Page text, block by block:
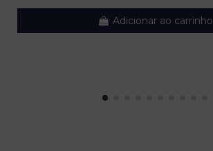
Adicionar ao carrinho